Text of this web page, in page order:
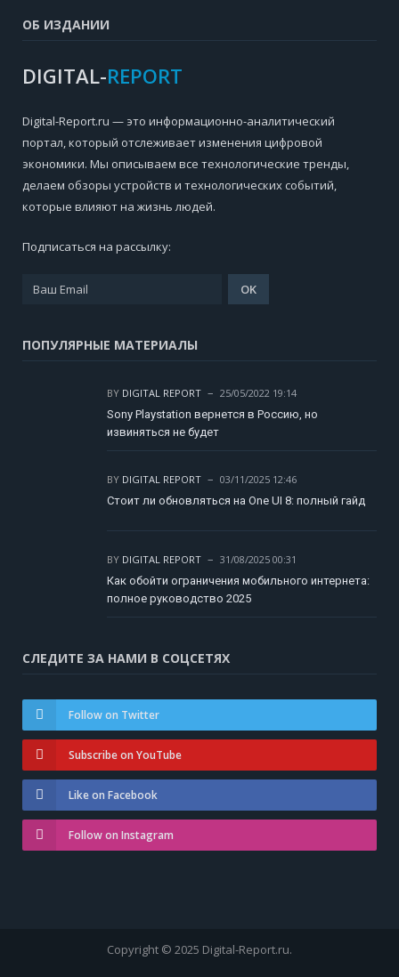
ОБ ИЗДАНИИ
DIGITAL-REPORT
Digital-Report.ru — это информационно-аналитический
портал, который отслеживает изменения цифровой
экономики. Мы описываем все технологические тренды,
делаем обзоры устройств и технологических событий,
которые влияют на жизнь людей.
Подписаться на рассылку:
ПОПУЛЯРНЫЕ МАТЕРИАЛЫ
BY DIGITAL REPORT
25/05/2022 19:14
Sony Playstation вернется в Россию, но
извиняться не будет
BY DIGITAL REPORT
03/11/2025 12:46
Стоит ли обновляться на One UI 8: полный гайд
BY DIGITAL REPORT
31/08/2025 00:31
Как обойти ограничения мобильного интернета:
полное руководство 2025
СЛЕДИТЕ ЗА НАМИ В СОЦСЕТЯХ
Follow on Twitter
Subscribe on YouTube
Like on Facebook
Follow on Instagram
Copyright © 2025 Digital-Report.ru.